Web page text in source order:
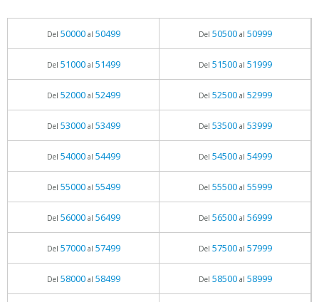
Del 50000al 50499 Del 50500al 50999
Del 51000al 51499 Del 51500al 51999
Del 52000al 52499 Del 52500al 52999
Del 53000al 53499 Del 53500al 53999
Del 54000al 54499 Del 54500al 54999
Del 55000al 55499 Del 55500al 55999
Del 56000al 56499 Del 56500al 56999
Del 57000al 57499 Del 57500al 57999
Del 58000al 58499 Del 58500al 58999